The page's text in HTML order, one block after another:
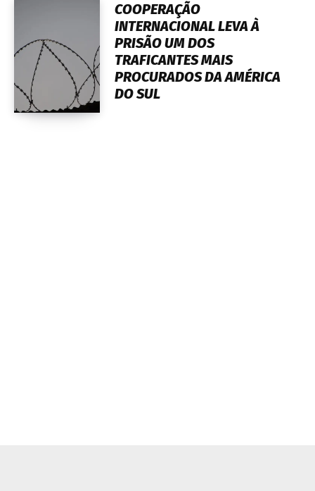
COOPERAÇÃO
INTERNACIONAL LEVA À
PRISÃO UM DOS
TRAFICANTES MAIS
PROCURADOS DA AMÉRICA
DO SUL